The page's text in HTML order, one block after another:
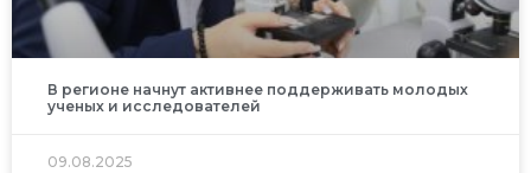
В регионе начнут активнее поддерживать молодых
ученых и исследователей
09.08.2025